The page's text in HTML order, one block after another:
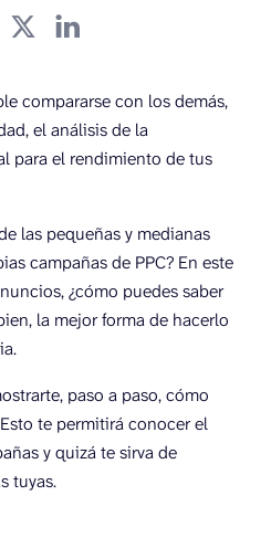
compararse con los demás,
el análisis de la
para el rendimiento de tus
las pequeñas y medianas
campañas de PPC? En este
¿cómo puedes saber
la mejor forma de hacerlo
paso a paso, cómo
te permitirá conocer el
y quizá te sirva de
tuyas.